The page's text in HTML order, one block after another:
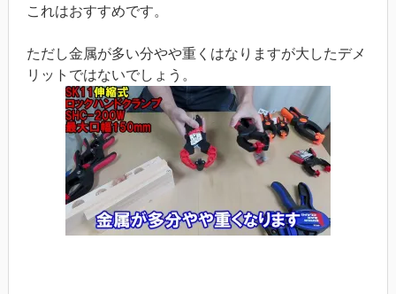
これはおすすめです。
ただし金属が多い分やや重くはなりますが大したデメ
リットではないでしょう。